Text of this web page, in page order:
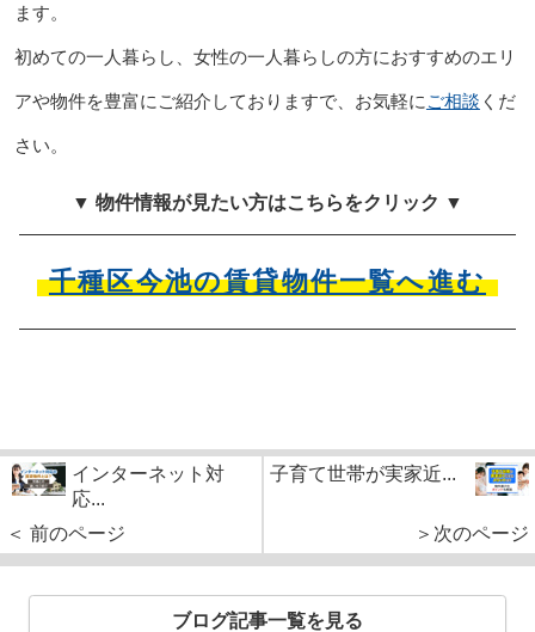
ます。
初めての一人暮らし、女性の一人暮らしの方におすすめのエリ
アや物件を豊富にご紹介しておりますで、お気軽に ご相談 くだ
さい。
▼ 物件情報が見たい方はこちらをクリック ▼
千種区今池の賃貸物件一覧へ進む
インターネット対
応...
＜ 前のページ
子育て世帯が実家近...
＞次のページ
ブログ記事一覧を見る